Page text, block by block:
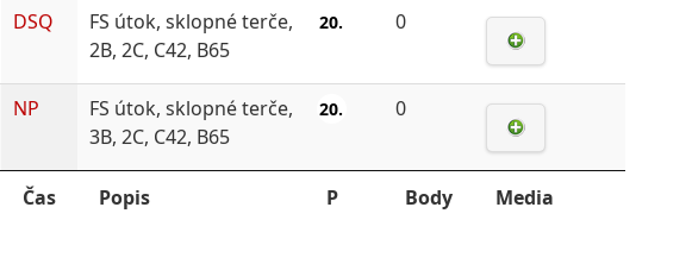
DSQ
FS útok, sklopné terče,
2B, 2C, C42, B65
20. 0
NP
FS útok, sklopné terče,
3B, 2C, C42, B65
20. 0
Čas Popis P Body Media